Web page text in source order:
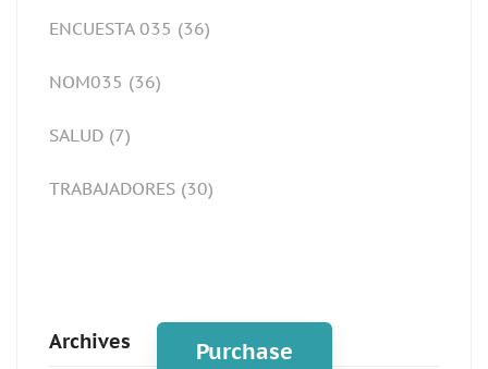
ENCUESTA 035 (36)
NOM035 (36)
SALUD (7)
TRABAJADORES (30)
Purchase
Archives